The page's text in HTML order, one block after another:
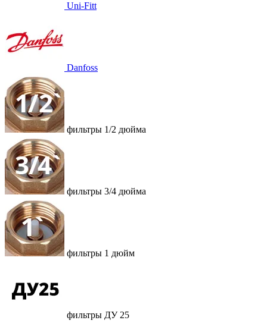
Uni-Fitt
Danfoss
фильтры 1/2 дюйма
фильтры 3/4 дюйма
фильтры 1 дюйм
фильтры ДУ 25